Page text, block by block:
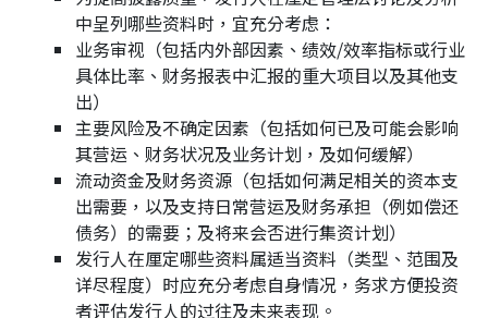
中呈列哪些资料时，宜充分考虑：
业务审视（包括内外部因素、绩效/效率指标或行业
具体比率、财务报表中汇报的重大项目以及其他支
出）
主要风险及不确定因素（包括如何已及可能会影响
其营运、财务状况及业务计划，及如何缓解）
流动资金及财务资源（包括如何满足相关的资本支
出需要，以及支持日常营运及财务承担（例如偿还
债务）的需要；及将来会否进行集资计划）
发行人在厘定哪些资料属适当资料（类型、范围及
详尽程度）时应充分考虑自身情况，务求方便投资
者评估发行人的过往及未来表现。